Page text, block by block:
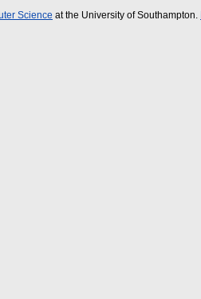
Science at the University of Southampton.